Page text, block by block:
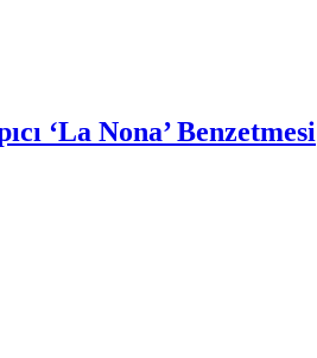
‘La Nona’ Benzetmesi